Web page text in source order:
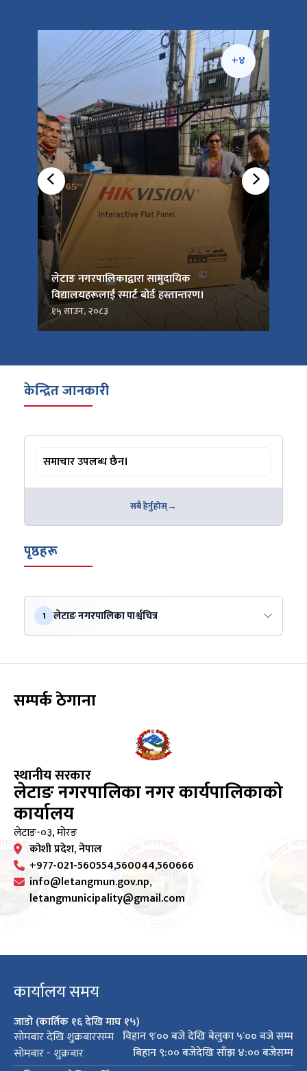
+४
लेटाङ नगरपालिकाद्वारा सामुदायिक
विद्यालयहरूलाई स्मार्ट बोर्ड हस्तान्तरण।
१५ साउन, २०८३
केन्द्रित जानकारी
समाचार उपलब्ध छैन।
सबै हेर्नुहोस्
पृष्ठहरू
1 लेटाङ नगरपालिका पार्श्वचित्र
सम्पर्क ठेगाना
स्थानीय सरकार
लेटाङ नगरपालिका नगर कार्यपालिकाको
कार्यालय
लेटाङ-०३, मोरङ
कोशी प्रदेश, नेपाल
+977-021-560554,560044,560666
info@letangmun.gov.np,
letangmunicipality@gmail.com
कार्यालय समय
जाडो (कार्तिक १६ देखि माघ १५)
सोमबार देखि शुक्रबारसम्म विहान ९ः०० बजे देखि बेलुका ५ः०० बजे सम्म
सोमबार - शुक्रबार
बिहान ९:०० बजेदेखि साँझ ४:०० बजेसम्म